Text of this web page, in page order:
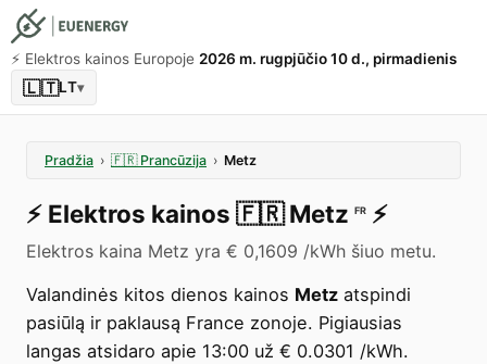
⚡️ Elektros kainos Europoje 2026 m. rugpjūčio 10 d., pirmadienis
🇱🇹LT▾
Pradžia › 🇫🇷 Prancūzija › Metz
⚡️ Elektros kainos 🇫🇷 Metz FR ⚡️
Elektros kaina Metz yra € 0,1609 /kWh šiuo metu.
Valandinės kitos dienos kainos Metz atspindi
pasiūlą ir paklausą France zonoje. Pigiausias
langas atsidaro apie 13:00 už € 0.0301 /kWh.